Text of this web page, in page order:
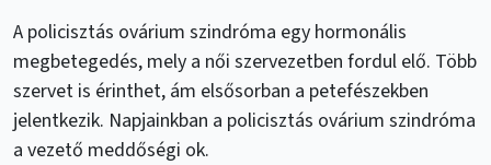
A policisztás ovárium szindróma egy hormonális
megbetegedés, mely a női szervezetben fordul elő. Több
szervet is érinthet, ám elsősorban a petefészekben
jelentkezik. Napjainkban a policisztás ovárium szindróma
a vezető meddőségi ok.